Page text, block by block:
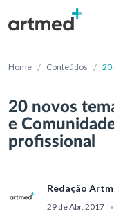
Home / Conteúdos / 20
20 novos
e
profissional
Redação
29 de Abr, 2017 •